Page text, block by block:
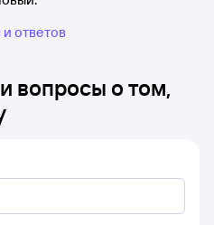
ответов
вопросы о том,